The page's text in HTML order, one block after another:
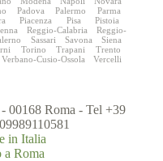
Padova Palermo
Parma
Piacenza Pisa
Pistoia
Reggio-Calabria
Reggio-
Sassari Savona
Siena
Torino Trapani
Trento
Verbano-Cusio-Ossola
Vercelli
00168 Roma - Tel +39
in Italia
Roma